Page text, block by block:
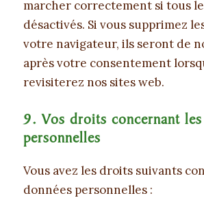
marcher correctement si tous
désactivés. Si vous supprimez
votre navigateur, ils seront de
après votre consentement
revisiterez nos sites web.
9. Vos droits concernant les
personnelles
Vous avez les droits suivants
données personnelles :